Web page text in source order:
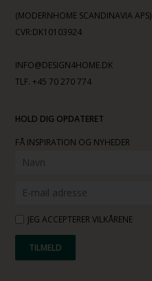
(MODERNHOME SCANDINAVIA APS)
CVR:DK10103924
INFO@DESIGN4HOME.DK
TLF. +45 70 270 774
HOLD DIG OPDATERET
FÅ INSPIRATION OG NYHEDER
JEG ACCEPTERER VILKÅRENE